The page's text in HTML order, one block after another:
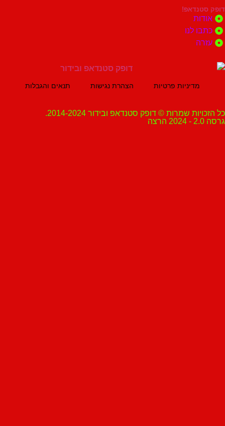
לנו
מדיניות פרטיות הצהרת נגישות תנאים והגבלות
שמרות © דופק סטנדאפ ובידור 2014-2024.